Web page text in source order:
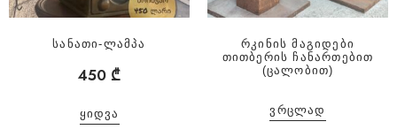
სანათი-ლამპა
450 ₾
ᲧᲘᲓᲕᲐ
რკინის მაგიდები
თითბერის ჩანართებით
(ცალობით)
ᲕᲠᲪᲚᲐᲓ